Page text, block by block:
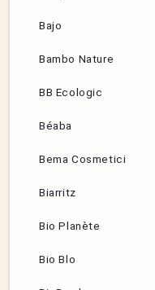
Bajo
Bambo Nature
BB Ecologic
Béaba
Bema Cosmetici
Biarritz
Bio Planète
Bio Blo